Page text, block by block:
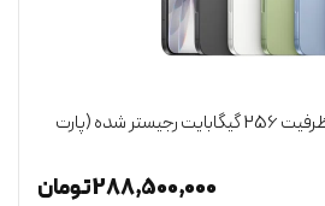
گوشی موبایل آیفون 17 با ظرفیت 256 گیگابایت رجیستر شده (پارت
288,500,000تومان